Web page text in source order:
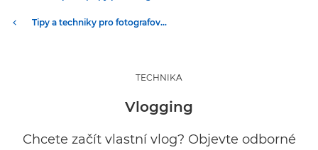
Tipy a techniky pro fotografování a tisk
TECHNIKA
Vlogging
Chcete začít vlastní vlog? Objevte odborné